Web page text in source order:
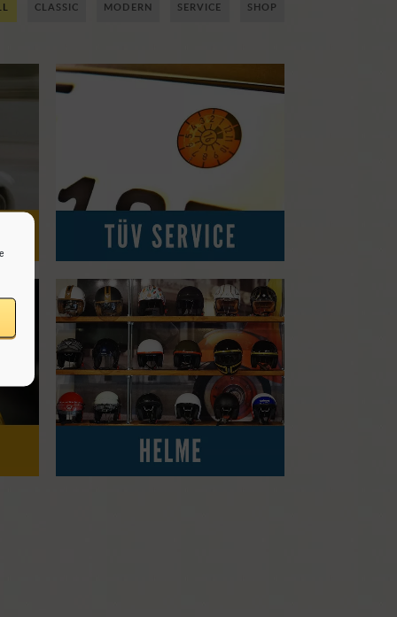
CLASSIC MODERN SERVICE SHOP